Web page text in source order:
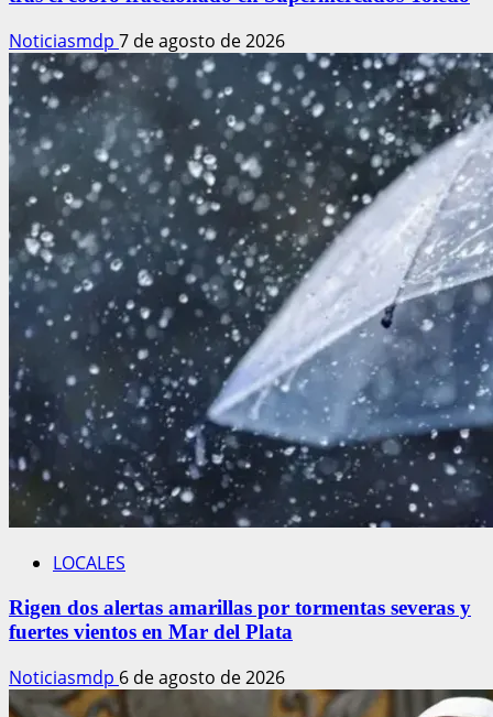
Noticiasmdp 7 de agosto de 2026
LOCALES
Rigen dos alertas amarillas por tormentas severas y
fuertes vientos en Mar del Plata
Noticiasmdp 6 de agosto de 2026